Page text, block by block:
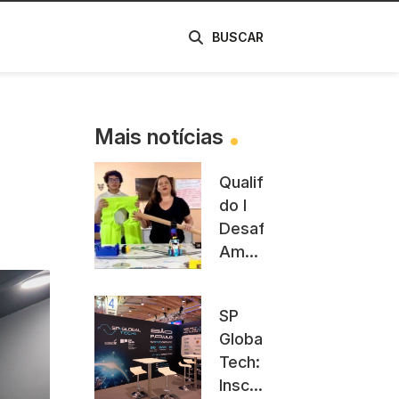
BUSCAR
Mais notícias
Qualificatórias
do I
Desafio
Amazônico
definem
finalistas
da
competição
SP
Global
Tech:
Inscrições